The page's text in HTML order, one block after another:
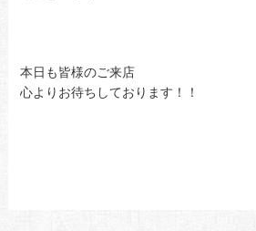
本日も皆様のご来店
心よりお待ちしております！！